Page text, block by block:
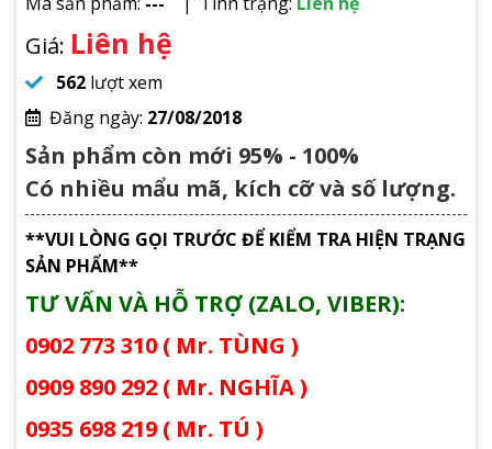
Giá: Liên hệ
562 lượt xem
Đăng ngày: 27/08/2018
Sản phẩm còn mới 95% - 100%
Có nhiều mẩu mã, kích cỡ và số lượng.
**VUI LÒNG GỌI TRƯỚC ĐỂ KIỂM TRA HIỆN TRẠNG
SẢN PHẨM**
TƯ VẤN VÀ HỖ TRỢ (ZALO, VIBER):
0902 773 310 ( Mr. TÙNG )
0909 890 292 ( Mr. NGHĨA )
0935 698 219 ( Mr. TÚ )